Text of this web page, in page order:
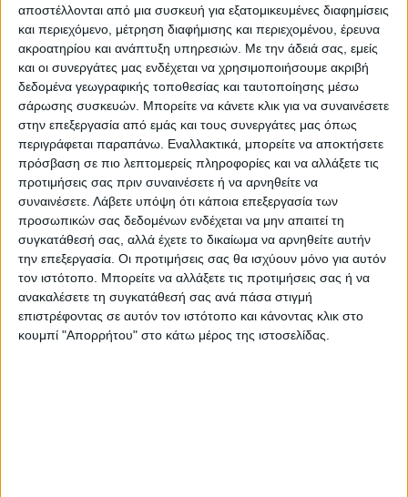
αποστέλλονται από μια συσκευή για εξατομικευμένες διαφημίσεις
και περιεχόμενο, μέτρηση διαφήμισης και περιεχομένου, έρευνα
ακροατηρίου και ανάπτυξη υπηρεσιών. Με την άδειά σας, εμείς
και οι συνεργάτες μας ενδέχεται να χρησιμοποιήσουμε ακριβή
δεδομένα γεωγραφικής τοποθεσίας και ταυτοποίησης μέσω
σάρωσης συσκευών. Μπορείτε να κάνετε κλικ για να συναινέσετε
στην επεξεργασία από εμάς και τους συνεργάτες μας όπως
περιγράφεται παραπάνω. Εναλλακτικά, μπορείτε να αποκτήσετε
πρόσβαση σε πιο λεπτομερείς πληροφορίες και να αλλάξετε τις
προτιμήσεις σας πριν συναινέσετε ή να αρνηθείτε να
συναινέσετε. Λάβετε υπόψη ότι κάποια επεξεργασία των
προσωπικών σας δεδομένων ενδέχεται να μην απαιτεί τη
συγκατάθεσή σας, αλλά έχετε το δικαίωμα να αρνηθείτε αυτήν
την επεξεργασία. Οι προτιμήσεις σας θα ισχύουν μόνο για αυτόν
τον ιστότοπο. Μπορείτε να αλλάξετε τις προτιμήσεις σας ή να
ανακαλέσετε τη συγκατάθεσή σας ανά πάσα στιγμή
επιστρέφοντας σε αυτόν τον ιστότοπο και κάνοντας κλικ στο
κουμπί "Απορρήτου" στο κάτω μέρος της ιστοσελίδας.
η φωτογραφία που κέρδισε το πρώτο βραβείο